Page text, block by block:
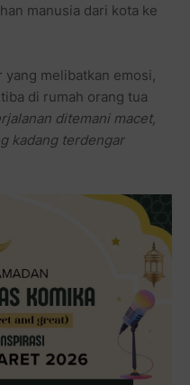
manusia dari kota ke
melibatkan emosi,
di rumah orang tua
ditemani macet,
kadang terdengar